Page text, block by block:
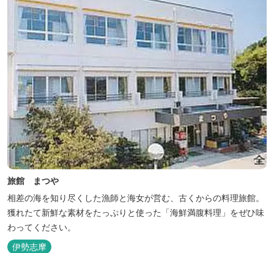
旅館 まつや
相差の海を知り尽くした漁師と海女が営む、古くからの料理旅館。
獲れたて新鮮な素材をたっぷりと使った「海鮮満腹料理」をぜひ味
わってください。
伊勢志摩